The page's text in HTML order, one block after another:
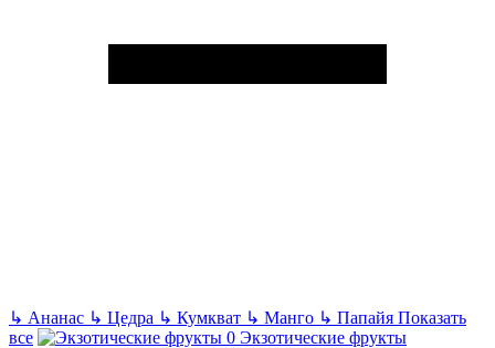
↳ Ананас ↳ Цедра ↳ Кумкват ↳ Манго ↳ Папайя Показать
все
Экзотические фрукты